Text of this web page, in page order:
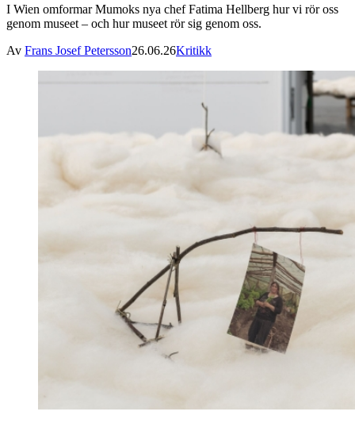
I Wien omformar Mumoks nya chef Fatima Hellberg hur vi rör oss
genom museet – och hur museet rör sig genom oss.
Av Frans Josef Petersson26.06.26Kritikk